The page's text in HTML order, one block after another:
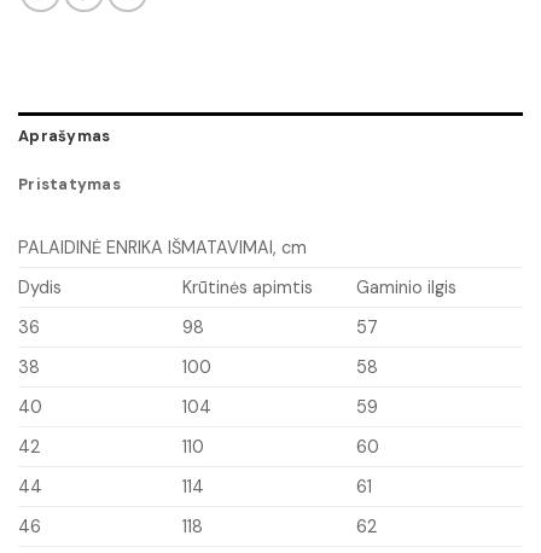
Aprašymas
Pristatymas
PALAIDINĖ ENRIKA IŠMATAVIMAI, cm
Dydis
Krūtinės apimtis
Gaminio ilgis
36
98
57
38
100
58
40
104
59
42
110
60
44
114
61
46
118
62